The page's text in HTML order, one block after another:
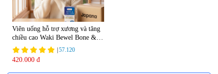
Viên uống hỗ trợ xương và tăng
chiều cao Waki Bewel Bone &
Calcium
57.120
420.000 đ